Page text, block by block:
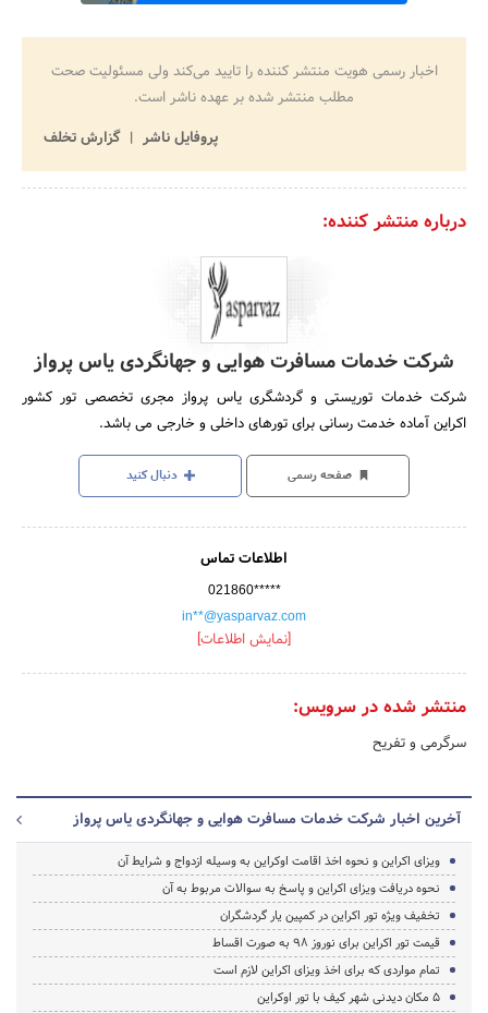
اخبار رسمی هویت منتشر کننده را تایید می‌کند ولی مسئولیت صحت
مطلب منتشر شده بر عهده ناشر است.
پروفایل ناشر
گزارش تخلف
درباره منتشر کننده:
شرکت خدمات مسافرت هوایی و جهانگردی یاس پرواز
شرکت خدمات توریستی و گردشگری یاس پرواز مجری تخصصی تور کشور
اکراین آماده خدمت رسانی برای تورهای داخلی و خارجی می باشد.
صفحه رسمی دنبال کنید
اطلاعات تماس
021860*****
in**@yasparvaz.com
[نمایش اطلاعات]
منتشر شده در سرویس:
سرگرمی و تفریح
آخرین اخبار شرکت خدمات مسافرت هوایی و جهانگردی یاس پرواز
ویزای اکراین و نحوه اخذ اقامت اوکراین به وسیله ازدواج و شرایط آن
نحوه دریافت ویزای اکراین و پاسخ به سوالات مربوط به آن
تخفیف ویژه تور اکراین در کمپین یار گردشگران
قیمت تور اکراین برای نوروز 98 به صورت اقساط
تمام مواردی که برای اخذ ویزای اکراین لازم است
۵ مکان دیدنی شهر کیف با تور اوکراین